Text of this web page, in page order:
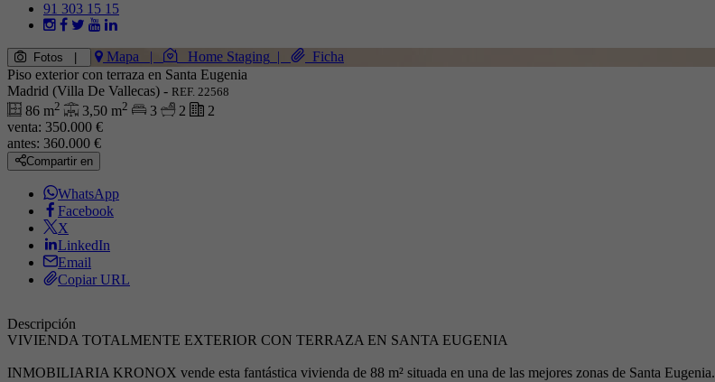
91 303 15 15
Fotos Mapa | Home Staging |
Ficha
Piso exterior con terraza en Santa Eugenia
Madrid (Villa De Vallecas) - REF. 22568
86 m2 3,50 m2 3 2
2
venta: 350.000 €
antes: 360.000 €
Compartir en
WhatsApp
Facebook
X
LinkedIn
Email
Copiar URL
Descripción
VIVIENDA TOTALMENTE EXTERIOR CON TERRAZA EN SANTA EUGENIA
INMOBILIARIA KRONOX vende esta fantástica vivienda de 88 m² situada en una de las mejores zonas de Santa Eugenia.